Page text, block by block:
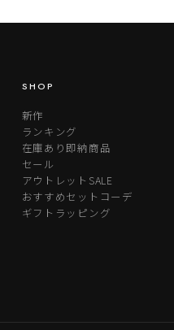
SHOP
新作
ランキング
在庫あり即納商品
セール
アウトレットSALE
おすすめセットコーデ
ギフトラッピング